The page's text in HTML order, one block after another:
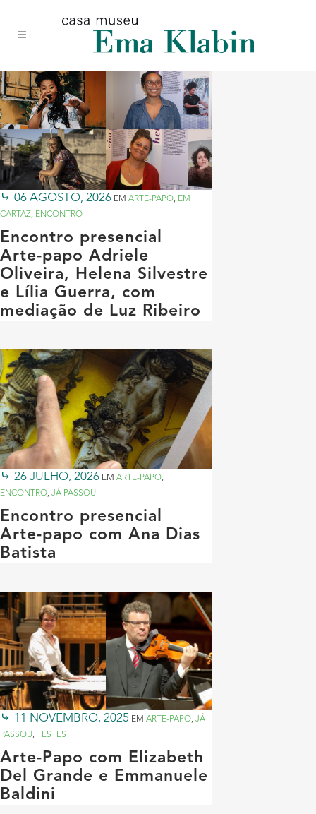
conteúdo
navegação
site
06 AGOSTO, 2026 EM ARTE-PAPO, EM
CARTAZ, ENCONTRO
Encontro presencial
Arte-papo Adriele
Oliveira, Helena Silvestre
e Lília Guerra, com
mediação de Luz Ribeiro
26 JULHO, 2026 EM ARTE-PAPO,
ENCONTRO, JÁ PASSOU
Encontro presencial
Arte-papo com Ana Dias
Batista
11 NOVEMBRO, 2025 EM ARTE-PAPO, JÁ
PASSOU, TESTES
Arte-Papo com Elizabeth
Del Grande e Emmanuele
Baldini